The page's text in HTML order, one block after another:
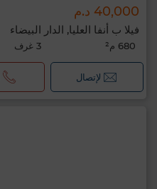
40,000 د.م
فيلا ب أنفا العليا, الدار البيضاء
680 م² 3 غرف
لإتصال